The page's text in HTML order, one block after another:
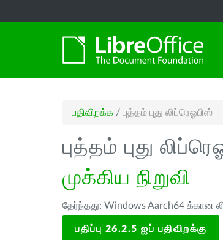
பதிவிறக்க / புத்தம் புது லிப்ரெஓபிஸ்
புத்தம் புது
முக்கிய நிறுவி
தேர்ந்தது: Windows Aarch64 க்கான
பதிப்பு 26.2.5 ஐப் பதிவிறக்கு